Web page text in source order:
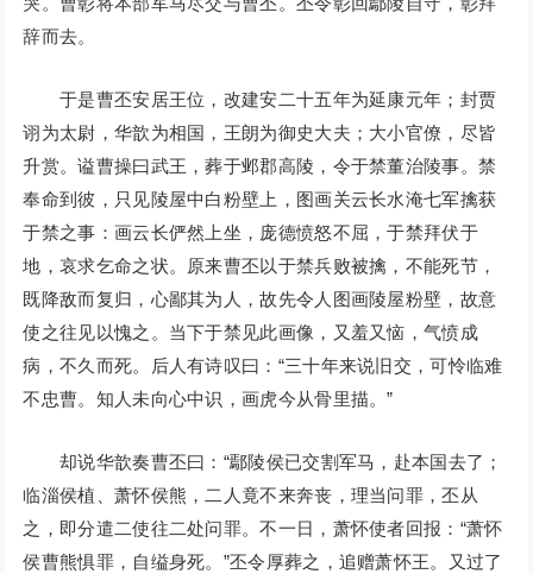
辞而去。
于是曹丕安居王位，改建安二十五年为延康元年；封贾
诩为太尉，华歆为相国，王朗为御史大夫；大小官僚，尽皆
升赏。谥曹操曰武王，葬于邺郡高陵，令于禁董治陵事。禁
奉命到彼，只见陵屋中白粉壁上，图画关云长水淹七军擒获
于禁之事：画云长俨然上坐，庞德愤怒不屈，于禁拜伏于
地，哀求乞命之状。原来曹丕以于禁兵败被擒，不能死节，
既降敌而复归，心鄙其为人，故先令人图画陵屋粉壁，故意
使之往见以愧之。当下于禁见此画像，又羞又恼，气愤成
病，不久而死。后人有诗叹曰：“三十年来说旧交，可怜临难
不忠曹。知人未向心中识，画虎今从骨里描。”
却说华歆奏曹丕曰：“鄢陵侯已交割军马，赴本国去了；
临淄侯植、萧怀侯熊，二人竟不来奔丧，理当问罪，丕从
之，即分遣二使往二处问罪。不一日，萧怀使者回报：“萧怀
侯曹熊惧罪，自缢身死。”丕令厚葬之，追赠萧怀王。又过了